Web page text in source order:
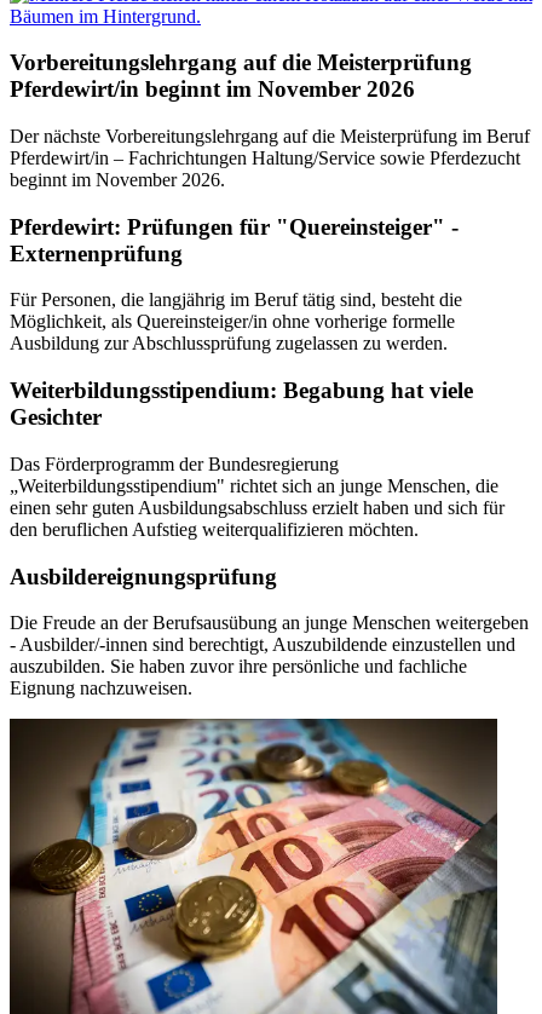
Vorbereitungslehrgang auf die Meisterprüfung
Pferdewirt/in beginnt im November 2026
Der nächste Vorbereitungslehrgang auf die Meisterprüfung im Beruf
Pferdewirt/in – Fachrichtungen Haltung/Service sowie Pferdezucht
beginnt im November 2026.
Pferdewirt: Prüfungen für "Quereinsteiger" -
Externenprüfung
Für Personen, die langjährig im Beruf tätig sind, besteht die
Möglichkeit, als Quereinsteiger/in ohne vorherige formelle
Ausbildung zur Abschlussprüfung zugelassen zu werden.
Weiterbildungsstipendium: Begabung hat viele
Gesichter
Das Förderprogramm der Bundesregierung
„Weiterbildungsstipendium" richtet sich an junge Menschen, die
einen sehr guten Ausbildungsabschluss erzielt haben und sich für
den beruflichen Aufstieg weiterqualifizieren möchten.
Ausbildereignungsprüfung
Die Freude an der Berufsausübung an junge Menschen weitergeben
- Ausbilder/-innen sind berechtigt, Auszubildende einzustellen und
auszubilden. Sie haben zuvor ihre persönliche und fachliche
Eignung nachzuweisen.